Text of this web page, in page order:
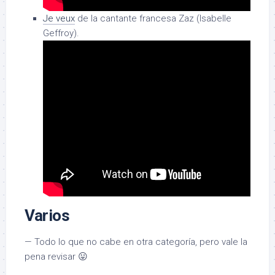
Je veux de la cantante francesa Zaz (Isabelle
Geffroy).
Varios
— Todo lo que no cabe en otra categoría, pero vale la
pena revisar 😛